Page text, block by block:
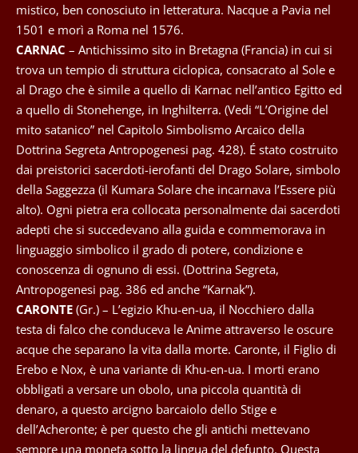
mistico, ben conosciuto in letteratura. Nacque a Pavia nel
1501 e morì a Roma nel 1576.
CARNAC – Antichissimo sito in Bretagna (Francia) in cui si
trova un tempio di struttura ciclopica, consacrato al Sole e
al Drago che è simile a quello di Karnac nell’antico Egitto ed
a quello di Stonehenge, in Inghilterra. (Vedi “L’Origine del
mito satanico” nel Capitolo Simbolismo Arcaico della
Dottrina Segreta Antropogenesi pag. 428). É stato costruito
dai preistorici sacerdoti-ierofanti del Drago Solare, simbolo
della Saggezza (il Kumara Solare che incarnava l’Essere più
alto). Ogni pietra era collocata personalmente dai sacerdoti
adepti che si succedevano alla guida e commemorava in
linguaggio simbolico il grado di potere, condizione e
conoscenza di ognuno di essi. (Dottrina Segreta,
Antropogenesi pag. 386 ed anche “Karnak”).
CARONTE (Gr.) – L’egizio Khu-en-ua, il Nocchiero dalla
testa di falco che conduceva le Anime attraverso le oscure
acque che separano la vita dalla morte. Caronte, il Figlio di
Erebo e Nox, è una variante di Khu-en-ua. I morti erano
obbligati a versare un obolo, una piccola quantità di
denaro, a questo arcigno barcaiolo dello Stige e
dell’Acheronte; è per questo che gli antichi mettevano
sempre una moneta sotto la lingua del defunto. Questa